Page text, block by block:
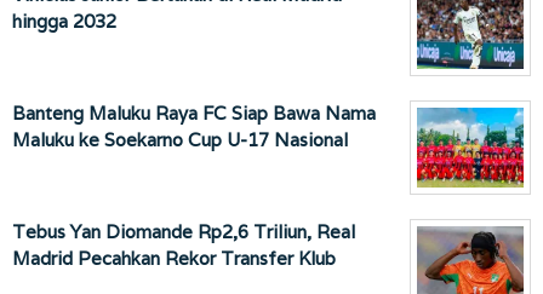
hingga 2032
Banteng Maluku Raya FC Siap Bawa Nama
Maluku ke Soekarno Cup U-17 Nasional
Tebus Yan Diomande Rp2,6 Triliun, Real
Madrid Pecahkan Rekor Transfer Klub